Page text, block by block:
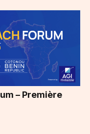
– Première